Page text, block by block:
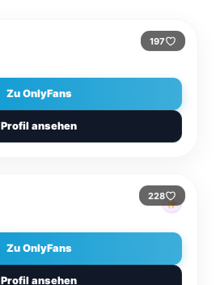
197
Zu OnlyFans
Profil ansehen
228
Zu OnlyFans
Profil ansehen